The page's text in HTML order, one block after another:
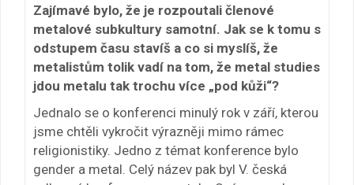
Zajímavé bylo, že je rozpoutali členové
metalové subkultury samotní. Jak se k tomu s
odstupem času stavíš a co si myslíš, že
metalistům tolik vadí na tom, že metal studies
jdou metalu tak trochu více „pod kůži“?
Jednalo se o konferenci minulý rok v září, kterou
jsme chtěli vykročit výrazněji mimo rámec
religionistiky. Jedno z témat konference bylo
gender a metal. Celý název pak byl V. česká